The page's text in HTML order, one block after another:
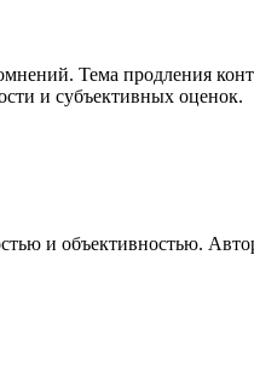
Тема продления
и субъективных оценок.
и объективностью.